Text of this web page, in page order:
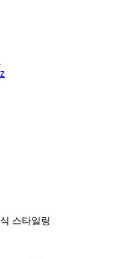
스타일링